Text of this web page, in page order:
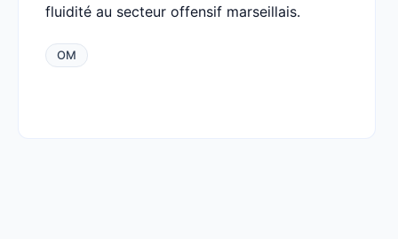
fluidité au secteur offensif marseillais.
OM